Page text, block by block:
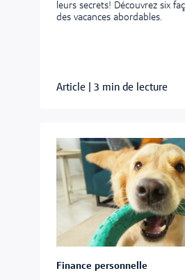
leurs secrets! Découvrez six
des vacances abordables.
Article 3 min de lecture
Finance personnelle